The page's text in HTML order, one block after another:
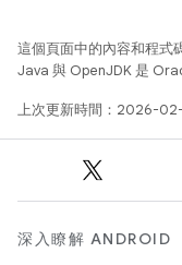
這個頁面中的內容和程式
Java 與 OpenJDK 是
上次更新時間：2026-02-
深入瞭解 ANDROID